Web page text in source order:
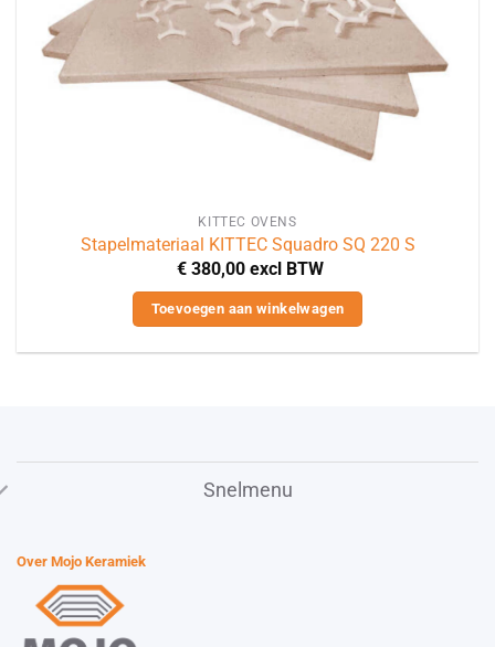
KITTEC OVENS
Stapelmateriaal KITTEC Squadro SQ 220 S
€380,00 excl BTW
Toevoegen aan winkelwagen
Snelmenu
Over Mojo Keramiek